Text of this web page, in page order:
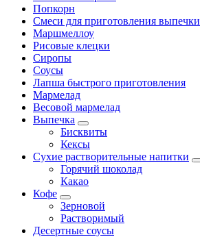
Попкорн
Смеси для приготовления выпечки
Маршмеллоу
Рисовые клецки
Сиропы
Соусы
Лапша быстрого приготовления
Мармелад
Весовой мармелад
Выпечка
Бисквиты
Кексы
Сухие растворительные напитки
Горячий шоколад
Какао
Кофе
Зерновой
Растворимый
Десертные соусы